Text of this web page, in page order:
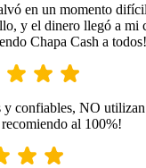
en un momento
y el dinero llegó a mi
Chapa Cash a todos!
y confiables, NO
al 100%!